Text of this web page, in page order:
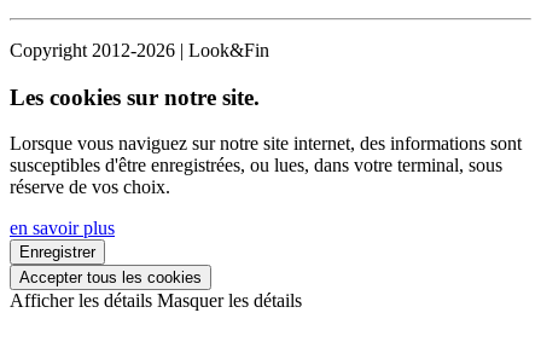
Copyright 2012-2026 | Look&Fin
Les cookies sur notre site.
Lorsque vous naviguez sur notre site internet, des informations sont
susceptibles d'être enregistrées, ou lues, dans votre terminal, sous
réserve de vos choix.
en savoir plus
Enregistrer
Accepter tous les cookies
Afficher les détails Masquer les détails